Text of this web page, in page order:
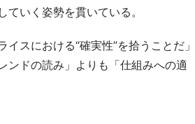
いく姿勢を貫いている。
スにおける“確実性”を拾うことだ」
ンドの読み」よりも「仕組みへの適